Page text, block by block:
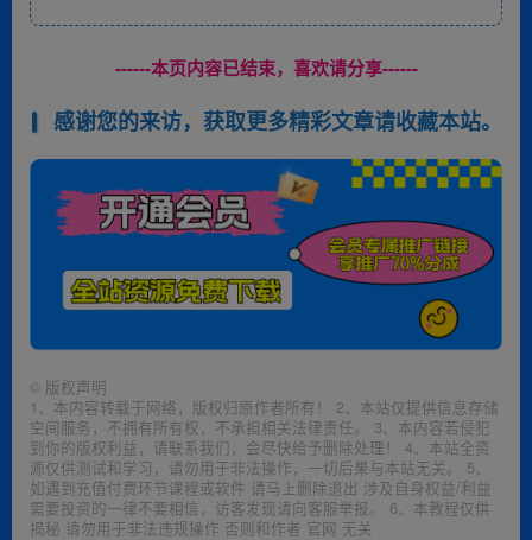
------本页内容已结束，喜欢请分享------
感谢您的来访，获取更多精彩文章请收藏本站。
© 版权声明
1、本内容转载于网络，版权归原作者所有！ 2、本站仅提供信息存储
空间服务，不拥有所有权，不承担相关法律责任。 3、本内容若侵犯
到你的版权利益，请联系我们，会尽快给予删除处理！ 4、本站全资
源仅供测试和学习，请勿用于非法操作，一切后果与本站无关。 5、
如遇到充值付费环节课程或软件 请马上删除退出 涉及自身权益/利益
需要投资的一律不要相信，访客发现请向客服举报。 6、本教程仅供
揭秘 请勿用于非法违规操作 否则和作者 官网 无关